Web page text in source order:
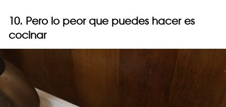
10. Pero lo peor que puedes hacer es
cocinar